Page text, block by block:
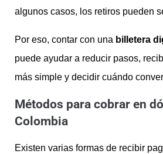
algunos casos, los retiros pueden
Por eso, contar con una billetera
puede ayudar a reducir pasos,
más simple y decidir cuándo
Métodos para cobrar en
Colombia
Existen varias formas de recibir